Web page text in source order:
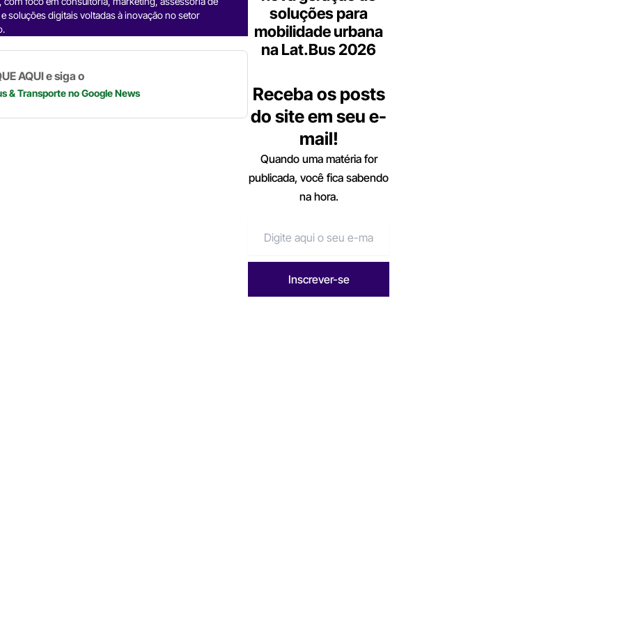
m p
p
n
k
soluções digitais voltadas à inovação no setor
AQUI e siga o
& Transporteno Google News
soluções para
mobilidade urbana
na Lat.Bus 2026
Receba os posts
do site em seu e-
mail!
Quando uma matéria for
publicada, você fica sabendo
na hora.
Inscrever-se